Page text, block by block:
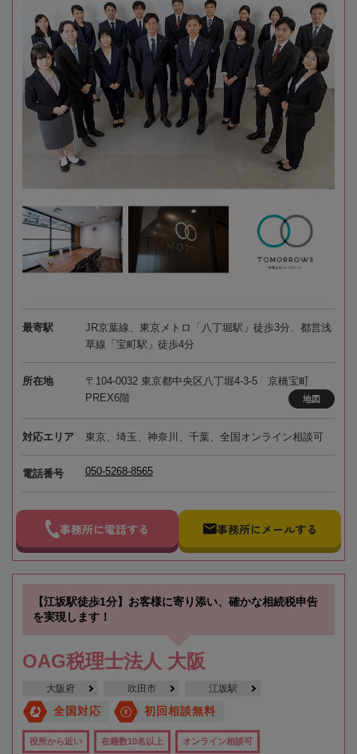
最寄駅
JR京葉線、東京メトロ「八丁堀駅」徒歩3分、都営浅
草線「宝町駅」徒歩4分
所在地
〒104-0032 東京都中央区八丁堀4-3-5 京橋宝町
PREX6階
地図
対応エリア 東京、埼玉、神奈川、千葉、全国オンライン相談可
電話番号 050-5268-8565
事務所に電話する 事務所にメールする
【江坂駅徒歩1分】お客様に寄り添い、確かな相続税申告
を実現します！
OAG税理士法人 大阪
大阪府 吹田市 江坂駅
全国対応 初回相談無料
役所から近い 在籍数10名以上 オンライン相談可